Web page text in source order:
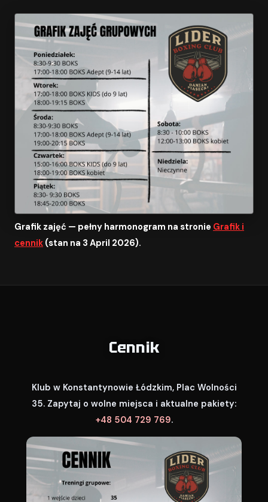
Grafik zajęć — pełny harmonogram na stronie Grafik i
cennik (stan na 3 April 2026).
Cennik
Klub w Konstantynowie Łódzkim, Plac Wolności
35. Zapytaj o wolne miejsca i aktualne pakiety:
+48 504 729 769.